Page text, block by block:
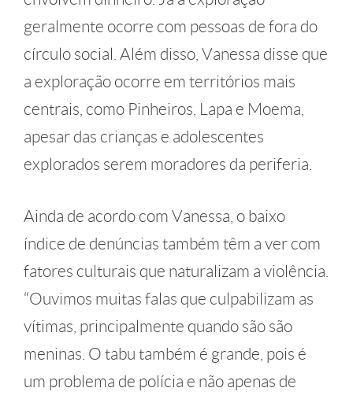
geralmente ocorre com pessoas de fora do
círculo social. Além disso, Vanessa disse que
a exploração ocorre em territórios mais
centrais, como Pinheiros, Lapa e Moema,
apesar das crianças e adolescentes
explorados serem moradores da periferia.
Ainda de acordo com Vanessa, o baixo
índice de denúncias também têm a ver com
fatores culturais que naturalizam a violência.
“Ouvimos muitas falas que culpabilizam as
vítimas, principalmente quando são são
meninas. O tabu também é grande, pois é
um problema de polícia e não apenas de